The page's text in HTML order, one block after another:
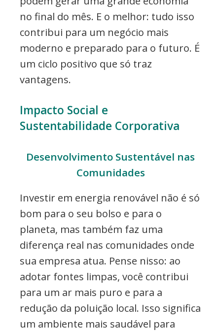
no final do mês. E o melhor: tudo isso
contribui para um negócio mais
moderno e preparado para o futuro. É
um ciclo positivo que só traz
vantagens.
Impacto Social e
Sustentabilidade Corporativa
Desenvolvimento Sustentável nas
Comunidades
Investir em energia renovável não é só
bom para o seu bolso e para o
planeta, mas também faz uma
diferença real nas comunidades onde
sua empresa atua. Pense nisso: ao
adotar fontes limpas, você contribui
para um ar mais puro e para a
redução da poluição local. Isso significa
um ambiente mais saudável para